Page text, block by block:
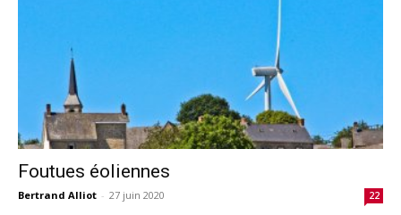
Foutues éoliennes
Bertrand Alliot - 27 juin 2020 22